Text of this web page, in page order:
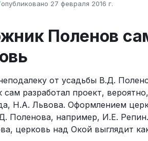
опубликовано 27 февраля 2016 г.
Поленов
от усадьбы В.Д.
разработал проект,
Н.А. Львова. Оформлением
Поленова, например, И.Е.
церковь над Окой выглядит